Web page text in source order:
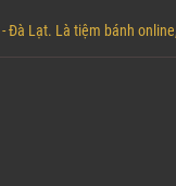
Đà Lạt. Là tiệm bánh